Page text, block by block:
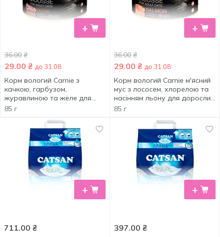
+
36.00 ₴
29.00 ₴ до 31.08
Корм вологий Carnie з
качкою, гарбузом,
журавлиною та желе для
котів 85г
85 г
+
36.00 ₴
29.00 ₴ до 31.08
Корм вологий Carnie м'ясний
мус з лососем, хлорелою та
насінням льону для дорослих
котів 85г
85 г
+
711.00 ₴
+
397.00 ₴